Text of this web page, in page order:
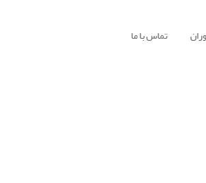
تماس با ما